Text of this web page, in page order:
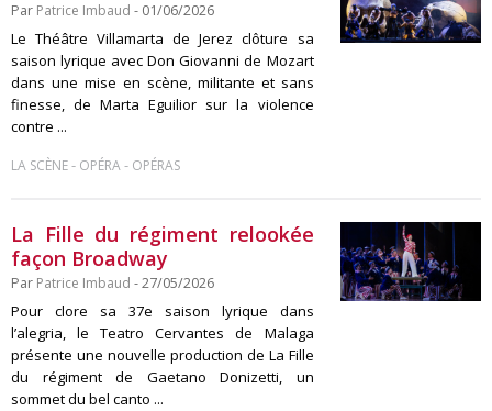
Par Patrice Imbaud - 01/06/2026
Le Théâtre Villamarta de Jerez clôture sa
saison lyrique avec Don Giovanni de Mozart
dans une mise en scène, militante et sans
finesse, de Marta Eguilior sur la violence
contre ...
LA SCÈNE- OPÉRA- OPÉRAS
La Fille du régiment relookée
façon Broadway
Par Patrice Imbaud - 27/05/2026
Pour clore sa 37e saison lyrique dans
l’alegria, le Teatro Cervantes de Malaga
présente une nouvelle production de La Fille
du régiment de Gaetano Donizetti, un
sommet du bel canto ...